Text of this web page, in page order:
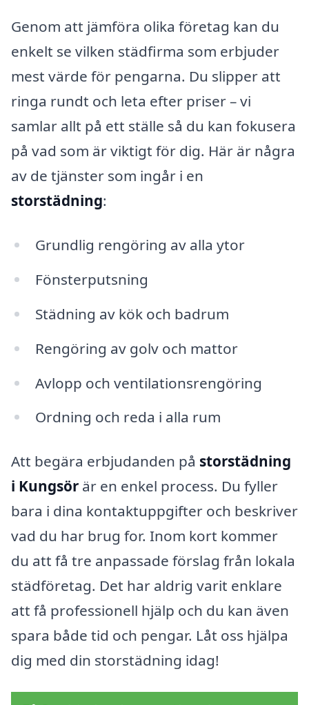
Genom att jämföra olika företag kan du
enkelt se vilken städfirma som erbjuder
mest värde för pengarna. Du slipper att
ringa rundt och leta efter priser – vi
samlar allt på ett ställe så du kan fokusera
på vad som är viktigt för dig. Här är några
av de tjänster som ingår i en
storstädning:
Grundlig rengöring av alla ytor
Fönsterputsning
Städning av kök och badrum
Rengöring av golv och mattor
Avlopp och ventilationsrengöring
Ordning och reda i alla rum
Att begära erbjudanden på storstädning
i Kungsör är en enkel process. Du fyller
bara i dina kontaktuppgifter och beskriver
vad du har brug for. Inom kort kommer
du att få tre anpassade förslag från lokala
städföretag. Det har aldrig varit enklare
att få professionell hjälp och du kan även
spara både tid och pengar. Låt oss hjälpa
dig med din storstädning idag!